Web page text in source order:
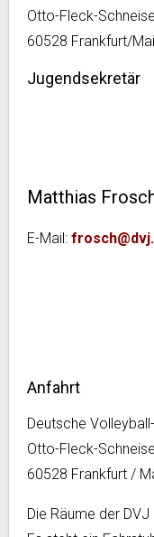
Otto-Fleck-
60528 Frankfurt/
Jugendsekretär
Matthias
E-Mail:
Anfahrt
Deutsche
Otto-Fleck-
60528 Frankfurt /
Die Räume der